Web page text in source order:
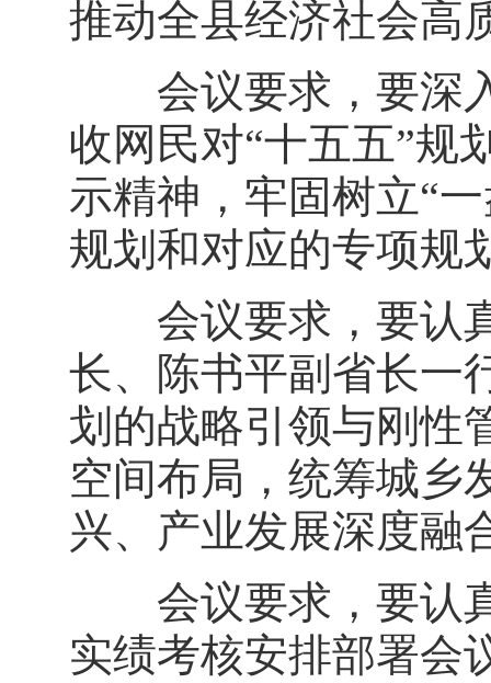
推动全县经济社会高
会议要求，要深入
收网民对“十五五”规
示精神，牢固树立“
规划和对应的专项规
会议要求，要认真
长、陈书平副省长一
划的战略引领与刚性
空间布局，统筹城乡
兴、产业发展深度融
会议要求，要认真
实绩考核安排部署会